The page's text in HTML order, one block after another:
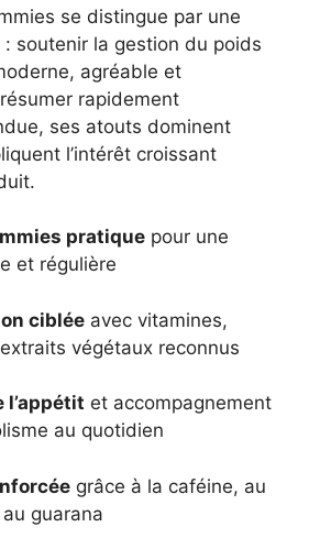
se distingue par une
soutenir la gestion du poids
agréable et
rapidement
ses atouts dominent
l’intérêt croissant
pratique pour une
et régulière
ciblée avec vitamines,
végétaux reconnus
l’appétit et accompagnement
au quotidien
grâce à la caféine, au
guarana